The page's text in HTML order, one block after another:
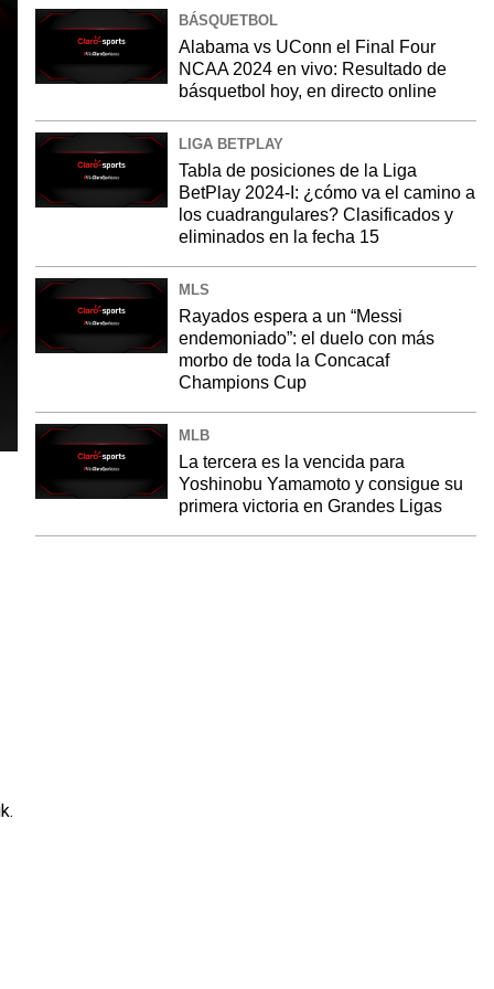
BÁSQUETBOL
Alabama vs UConn el Final Four
NCAA 2024 en vivo: Resultado de
básquetbol hoy, en directo online
LIGA BETPLAY
Tabla de posiciones de la Liga
BetPlay 2024-I: ¿cómo va el camino a
los cuadrangulares? Clasificados y
eliminados en la fecha 15
MLS
Rayados espera a un “Messi
endemoniado”: el duelo con más
morbo de toda la Concacaf
Champions Cup
MLB
La tercera es la vencida para
Yoshinobu Yamamoto y consigue su
primera victoria en Grandes Ligas